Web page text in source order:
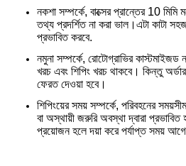
নকশা সম্পর্কে, বাক্সের প্রান্তের 10
তথ্য প্রদর্শিত না করা ভাল।এটা কাটা
প্রভাবিত করবে.
নমুনা সম্পর্কে, রোটোগ্রাভির কাস্টমাইজড
খরচ এবং শিপিং খরচ থাকবে। কিন্তু
ফেরত দেওয়া হবে।
শিপিংয়ের সময় সম্পর্কে, পরিবহনের
বা অস্থায়ী জরুরি অবস্থা দ্বারা প্রভাবিত
প্রয়োজন হলে দয়া করে পর্যাপ্ত সময়